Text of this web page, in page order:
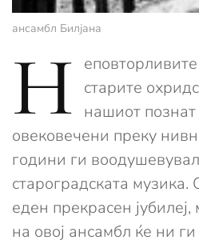
ансамбл Билјана
Н старите
нашиот познат
овековечени преку
години ги
староградската музика.
еден прекрасен јубилеј,
на овој ансамбл ќе ни